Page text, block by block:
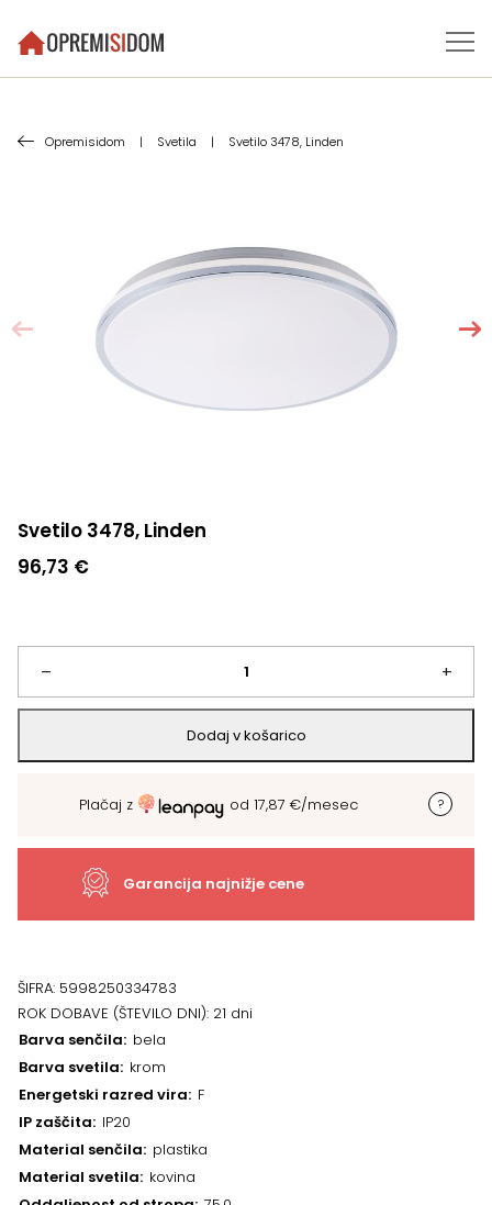
Opremisidom | Svetila | Svetilo 3478, Linden
Svetilo 3478, Linden
96,73 €
–
Svetilo
3478,
Linden
+
Dodaj v košarico
Plačaj z od 17,87 €/mesec
Garancija najnižje cene
ŠIFRA: 5998250334783
ROK DOBAVE (ŠTEVILO DNI): 21 dni
Barva senčila bela
Barva svetila krom
Energetski razred vira F
IP zaščita IP20
Material senčila plastika
Material svetila kovina